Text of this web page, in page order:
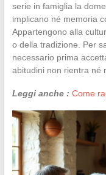
serie in famiglia la
implicano né memoria
Appartengono alla
o della tradizione. Per
necessario prima
abitudini non rientra né
Leggi anche : Come